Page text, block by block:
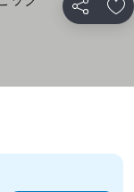
シェア お